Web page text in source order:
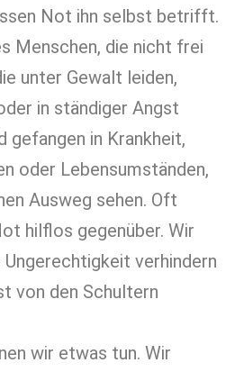
Not ihn selbst betrifft.
Menschen, die nicht frei
unter Gewalt leiden,
in ständiger Angst
gefangen in Krankheit,
oder Lebensumständen,
Ausweg sehen. Oft
hilflos gegenüber. Wir
verhindern
von den Schultern
wir etwas tun. Wir